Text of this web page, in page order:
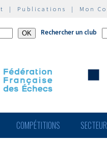
| Publications | Mon
Rechercher un club
COMPÉTITIONS